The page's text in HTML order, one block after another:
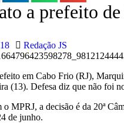
a prefeito
Redação JS
em Cabo Frio (RJ),
(13). Defesa diz que não foi
o MPRJ, a decisão é da 20ª
de junho.